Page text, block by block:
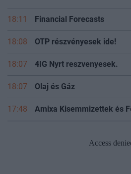
18:11 Financial Forecasts
18:08 OTP részvényesek ide!
18:07 4IG Nyrt reszvenyesek.
18:07 Olaj és Gáz
17:48 Amixa Kisemmizettek és